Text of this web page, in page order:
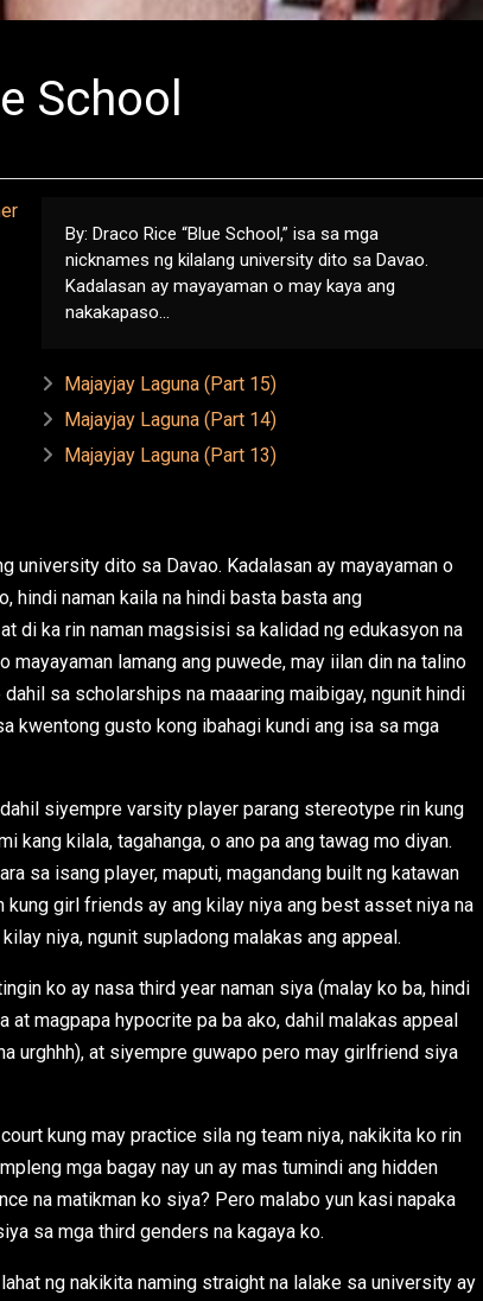
School
By: Draco Rice “Blue School,” isa sa mga
nicknames ng kilalang university dito sa Davao.
Kadalasan ay mayayaman o may kaya ang
nakakapaso...
Majayjay Laguna (Part 15)
Majayjay Laguna (Part 14)
Majayjay Laguna (Part 13)
university dito sa Davao. Kadalasan ay mayayaman o
hindi naman kaila na hindi basta basta ang
di ka rin naman magsisisi sa kalidad ng edukasyon na
mayayaman lamang ang puwede, may iilan din na talino
sa scholarships na maaaring maibigay, ngunit hindi
kwentong gusto kong ibahagi kundi ang isa sa mga
siyempre varsity player parang stereotype rin kung
kang kilala, tagahanga, o ano pa ang tawag mo diyan.
sa isang player, maputi, magandang built ng katawan
girl friends ay ang kilay niya ang best asset niya na
niya, ngunit supladong malakas ang appeal.
ko ay nasa third year naman siya (malay ko ba, hindi
at magpapa hypocrite pa ba ako, dahil malakas appeal
urghhh), at siyempre guwapo pero may girlfriend siya
kung may practice sila ng team niya, nakikita ko rin
mga bagay nay un ay mas tumindi ang hidden
na matikman ko siya? Pero malabo yun kasi napaka
sa mga third genders na kagaya ko.
ng nakikita naming straight na lalake sa university ay